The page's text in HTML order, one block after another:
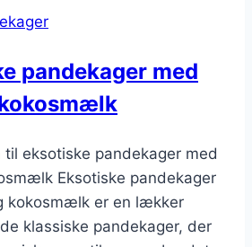
pandekager med
til eksotiske pandekager med
Eksotiske pandekager
kokosmælk er en lækker
klassiske pandekager, der